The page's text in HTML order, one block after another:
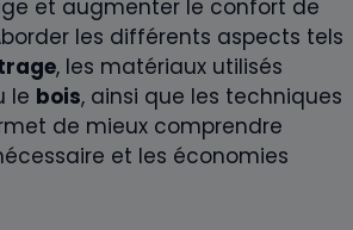
et augmenter le confort de
les différents aspects tels
, les matériaux utilisés
le bois, ainsi que les techniques
de mieux comprendre
et les économies